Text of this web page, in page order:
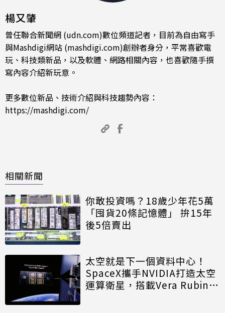
楊又肇
曾任聯合新聞網 (udn.com)數位頻道記者，目前為自由寫手
與Mashdigi網站 (mashdigi.com)創辦者身分，平常喜歡電
玩、科技類新品，以及軟體、網路相關內容，也喜歡隨手撰
寫內容介紹新玩意。
更多數位新品、技術介紹與科技趨勢內容：
https://mashdigi.com/
相關新聞
你敢投資嗎？18歲少年花5萬
「囤貨20條記憶體」 拚15年
後5倍賣出
太空就是下一個資料中心！
SpaceX攜手NVIDIA打造太空
運算衛星，搭載Vera Rubin運